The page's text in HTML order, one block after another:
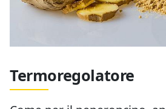
Termoregolatore